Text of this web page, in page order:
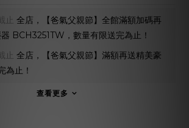
止
全店，【爸氣父親節】全館滿額加碼再
BCH3251TW，數量有限送完為止！
止
全店，【爸氣父親節】滿額再送精美豪
為止！
查看更多